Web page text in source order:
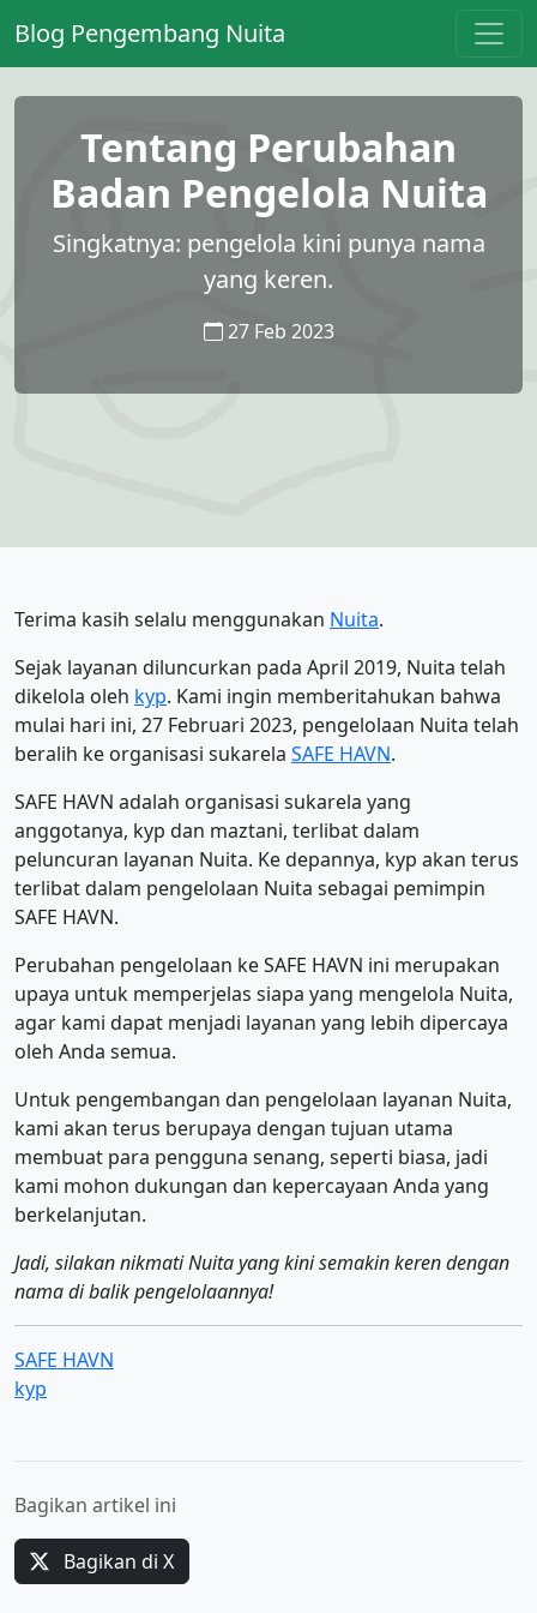
Blog Pengembang Nuita
Tentang Perubahan
Badan Pengelola Nuita
Singkatnya: pengelola kini punya nama
yang keren.
27 Feb 2023
Terima kasih selalu menggunakan Nuita.
Sejak layanan diluncurkan pada April 2019, Nuita telah
dikelola oleh kyp. Kami ingin memberitahukan bahwa
mulai hari ini, 27 Februari 2023, pengelolaan Nuita telah
beralih ke organisasi sukarela SAFE HAVN.
SAFE HAVN adalah organisasi sukarela yang
anggotanya, kyp dan maztani, terlibat dalam
peluncuran layanan Nuita. Ke depannya, kyp akan terus
terlibat dalam pengelolaan Nuita sebagai pemimpin
SAFE HAVN.
Perubahan pengelolaan ke SAFE HAVN ini merupakan
upaya untuk memperjelas siapa yang mengelola Nuita,
agar kami dapat menjadi layanan yang lebih dipercaya
oleh Anda semua.
Untuk pengembangan dan pengelolaan layanan Nuita,
kami akan terus berupaya dengan tujuan utama
membuat para pengguna senang, seperti biasa, jadi
kami mohon dukungan dan kepercayaan Anda yang
berkelanjutan.
Jadi, silakan nikmati Nuita yang kini semakin keren dengan
nama di balik pengelolaannya!
SAFE HAVN
kyp
Bagikan artikel ini
Bagikan di X